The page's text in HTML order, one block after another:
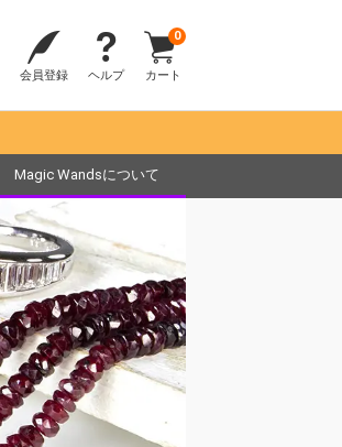
会員登録 ヘルプ カート
0
Magic Wandsについて